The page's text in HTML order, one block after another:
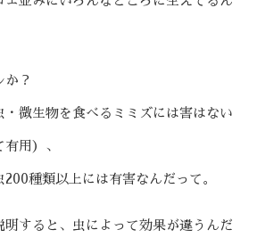
か？
・微生物を食べるミミズには害はない
用）、
種類以上には有害なんだって。
明すると、虫によって効果が違うんだ